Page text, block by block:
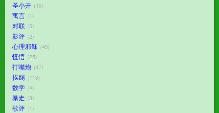
圣小开 10
寓言 1
对联 5
影评 2
心理邪稣 45
怪悟 25
打嘴炮 47
挨踢 118
数学 4
暴走 8
歌评 1